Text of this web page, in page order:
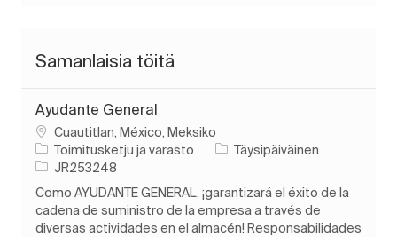
Samanlaisia töitä
Ayudante General
PaikkaCuautitlan, México, Meksiko
Luokka
Toimitusketju ja varasto Työn tyyppi
Täysipäiväinen
Työn tunnus
JR253248
Como AYUDANTE GENERAL, ¡garantizará el éxito de la
cadena de suministro de la empresa a través de
diversas actividades en el almacén! Responsabilidades